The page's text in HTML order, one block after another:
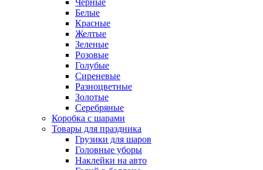
Черные
Белые
Красные
Желтые
Зеленые
Розовые
Голубые
Сиреневые
Разноцветные
Золотые
Серебряные
Коробка с шарами
Товары для праздника
Грузики для шаров
Головные уборы
Наклейки на авто